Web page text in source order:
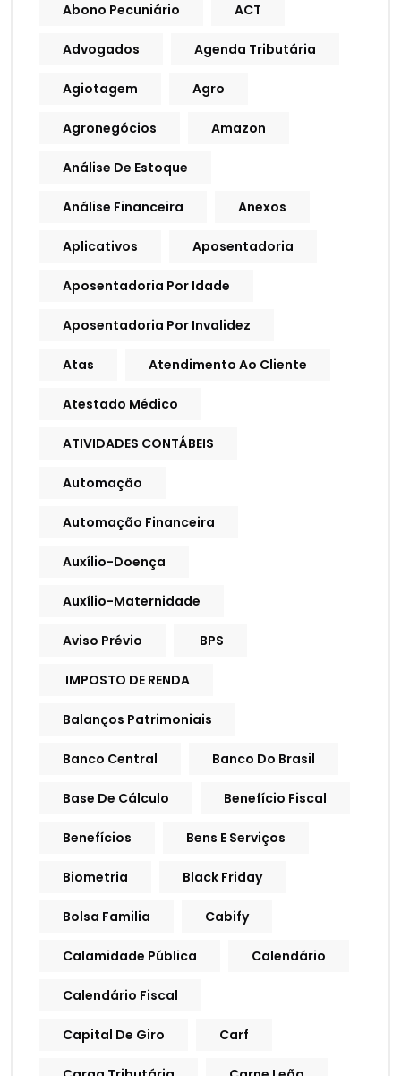
Abono Pecuniário ACT
Advogados Agenda Tributária
Agiotagem Agro
Agronegócios Amazon
Análise De Estoque
Análise Financeira Anexos
Aplicativos Aposentadoria
Aposentadoria Por Idade
Aposentadoria Por Invalidez
Atas Atendimento Ao Cliente
Atestado Médico
ATIVIDADES CONTÁBEIS
Automação
Automação Financeira
Auxílio-Doença
Auxílio-Maternidade
Aviso Prévio BPS
IMPOSTO DE RENDA
Balanços Patrimoniais
Banco Central Banco Do Brasil
Base De Cálculo Benefício Fiscal
Benefícios Bens E Serviços
Biometria Black Friday
Bolsa Familia Cabify
Calamidade Pública Calendário
Calendário Fiscal
Capital De Giro Carf